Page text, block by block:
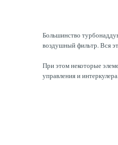
Большинство
воздушный фильтр. Вся
При этом некоторые
управления и